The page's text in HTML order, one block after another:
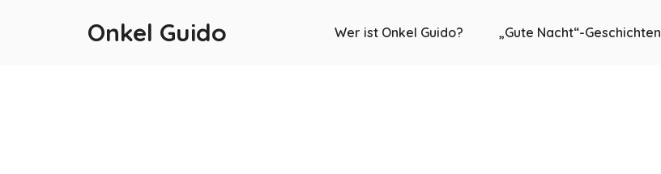
Onkel Guido Wer ist Onkel Guido? „Gute Nacht“-Geschichten